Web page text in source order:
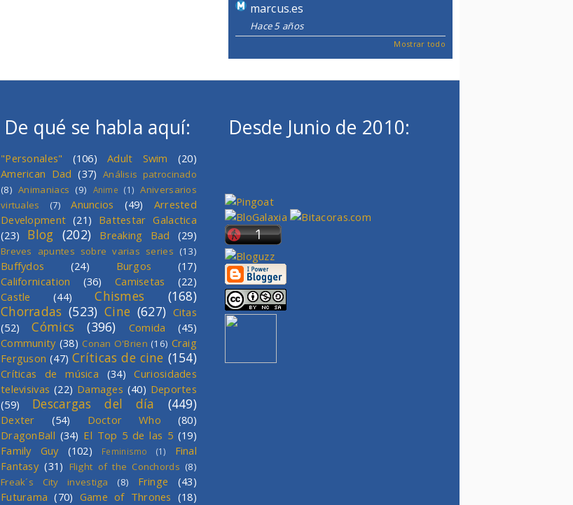
marcus.es
Hace 5 años
Mostrar todo
De qué se habla aquí:
"Personales" (106) Adult Swim
(20)
American Dad (37) Análisis patrocinado
(8) Animaniacs (9) Anime (1) Aniversarios
virtuales
(7) Anuncios (49)
Arrested
Development (21) Battestar Galactica
(23)
Blog (202) Breaking Bad (29)
Breves apuntes sobre varias series (13)
Buffydos (24) Burgos
(17)
Californication
(36) Camisetas
(22)
Castle
(44) Chismes
(168)
Chorradas (523) Cine (627) Citas
(52)
Cómics (396) Comida
(45)
Community (38) Conan O'Brien (16) Craig
Ferguson (47) Críticas de cine (154)
Críticas de música (34)
Curiosidades
televisivas (22) Damages (40) Deportes
(59)
Descargas del día (449)
Dexter (54) Doctor Who
(80)
DragonBall (34) El Top 5 de las 5 (19)
Family Guy
(102) Feminismo (1)
Final
Fantasy (31) Flight of the Conchords (8)
Freak´s City investiga
(8) Fringe
(43)
Futurama (70) Game of Thrones (18)
Desde Junio de 2010: